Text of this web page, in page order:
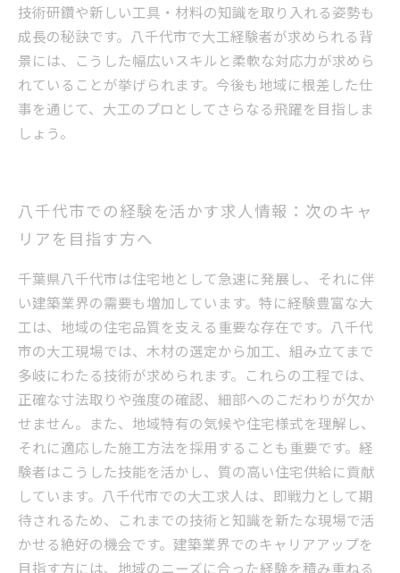
技術研鑽や新しい工具・材料の知識を取り入れる姿勢も
成長の秘訣です。八千代市で大工経験者が求められる背
景には、こうした幅広いスキルと柔軟な対応力が求めら
れていることが挙げられます。今後も地域に根差した仕
事を通じて、大工のプロとしてさらなる飛躍を目指しま
しょう。
八千代市での経験を活かす求人情報：次のキャ
リアを目指す方へ
千葉県八千代市は住宅地として急速に発展し、それに伴
い建築業界の需要も増加しています。特に経験豊富な大
工は、地域の住宅品質を支える重要な存在です。八千代
市の大工現場では、木材の選定から加工、組み立てまで
多岐にわたる技術が求められます。これらの工程では、
正確な寸法取りや強度の確認、細部へのこだわりが欠か
せません。また、地域特有の気候や住宅様式を理解し、
それに適応した施工方法を採用することも重要です。経
験者はこうした技能を活かし、質の高い住宅供給に貢献
しています。八千代市での大工求人は、即戦力として期
待されるため、これまでの技術と知識を新たな現場で活
かせる絶好の機会です。建築業界でのキャリアアップを
目指す方には、地域のニーズに合った経験を積み重ねる